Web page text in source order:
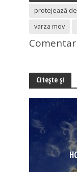
protejează
varza mov
Citește și